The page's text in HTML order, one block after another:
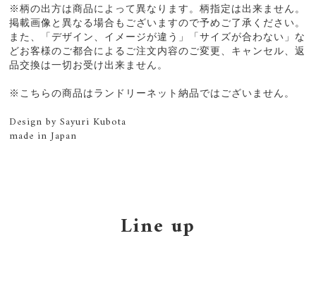
※柄の出方は商品によって異なります。柄指定は出来ません。
掲載画像と異なる場合もございますので予めご了承ください。
また、「デザイン、イメージが違う」「サイズが合わない」な
どお客様のご都合によるご注文内容のご変更、キャンセル、返
品交換は一切お受け出来ません。
※こちらの商品はランドリーネット納品ではございません。
Design by Sayuri Kubota
made in Japan
Line up